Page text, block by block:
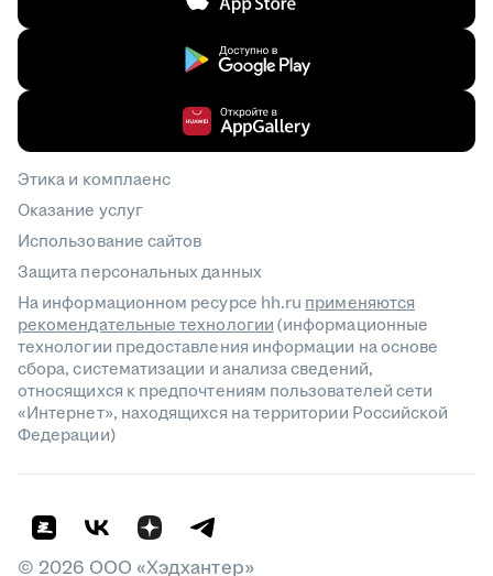
Этика и комплаенс
Оказание услуг
Использование сайтов
Защита персональных данных
На информационном ресурсе hh.ru применяются
рекомендательные технологии(информационные
технологии предоставления информации на основе
сбора, систематизации и анализа сведений,
относящихся к предпочтениям пользователей сети
«Интернет», находящихся на территории Российской
Федерации)
© 2026 ООО «Хэдхантер»